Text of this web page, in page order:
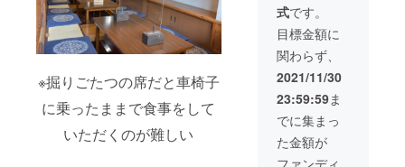
※掘りごたつの席だと車椅子
に乗ったままで食事をして
いただくのが難しい
式です。
目標金額に
関わらず、
2021/11/30
23:59:59ま
でに集まっ
た金額が
ファンディ